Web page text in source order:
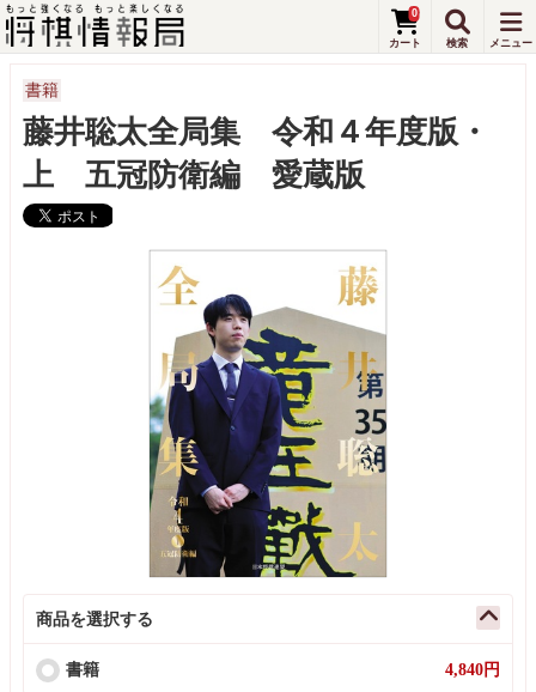
0
書籍
藤井聡太全局集 令和４年度版・
上 五冠防衛編 愛蔵版
商品を選択する
書籍 4,840円